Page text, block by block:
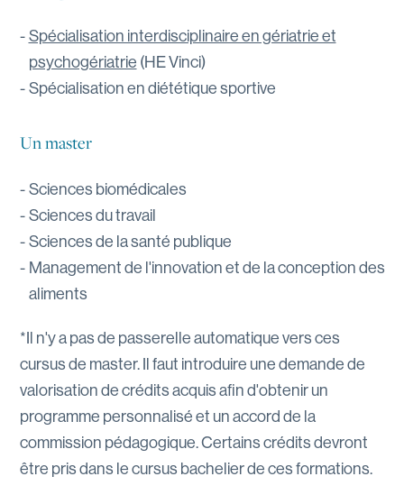
Spécialisation interdisciplinaire en gériatrie et
psychogériatrie (HE Vinci)
Spécialisation en diététique sportive
Un master
Sciences biomédicales
Sciences du travail
Sciences de la santé publique
Management de l'innovation et de la conception des
aliments
*Il n'y a pas de passerelle automatique vers ces
cursus de master. Il faut introduire une demande de
valorisation de crédits acquis afin d'obtenir un
programme personnalisé et un accord de la
commission pédagogique. Certains crédits devront
être pris dans le cursus bachelier de ces formations.